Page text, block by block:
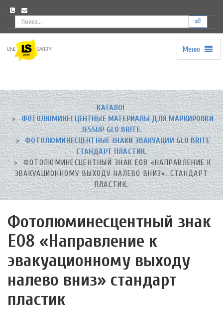
⏎
to
homepage
Меню
КАТАЛОГ
ФОТОЛЮМИНЕСЦЕНТНЫЕ МАТЕРИАЛЫ ДЛЯ МАРКИРОВКИ
JESSUP GLO BRITE.
ФОТОЛЮМИНЕСЦЕНТНЫЕ ЗНАКИ ЭВАКУАЦИИ GLO BRITE
СТАНДАРТ ПЛАСТИК.
ФОТОЛЮМИНЕСЦЕНТНЫЙ ЗНАК Е08 «НАПРАВЛЕНИЕ К
ЭВАКУАЦИОННОМУ ВЫХОДУ НАЛЕВО ВНИЗ». СТАНДАРТ
ПЛАСТИК.
Фотолюминесцентный знак
Е08 «Направление к
эвакуационному выходу
налево вниз» стандарт
пластик